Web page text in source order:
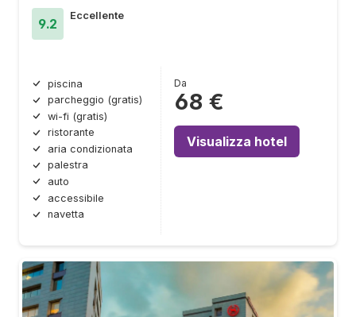
9.2
Eccellente
piscina
parcheggio (gratis)
wi-fi (gratis)
ristorante
aria condizionata
palestra
auto
accessibile
navetta
Da
68 €
Visualizza hotel